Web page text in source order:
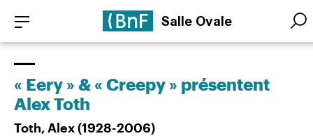
contenu
principal
Salle Ovale
« Eery » & « Creepy » présentent
Alex Toth
Toth, Alex (1928-2006)
Panneau de gestion des cookies